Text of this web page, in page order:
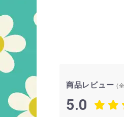
商品レビュー(
5.0